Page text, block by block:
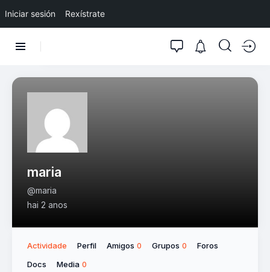
Iniciar sesión Rexístrate
maria
@maria
hai 2 anos
Actividade Perfil Amigos 0 Grupos 0
Foros
Docs
Media 0